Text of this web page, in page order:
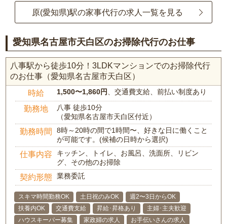
原(愛知県)駅の家事代行の求人一覧を見る
愛知県名古屋市天白区のお掃除代行のお仕事
八事駅から徒歩10分！3LDKマンションでのお掃除代行
のお仕事（愛知県名古屋市天白区）
時給 1,500〜1,860円 、交通費支給、前払い制度あり
勤務地
八事 徒歩10分
（愛知県名古屋市天白区付近）
勤務時間
8時～20時の間で1時間〜、好きな日に働くこと
が可能です。(候補の日時から選択)
仕事内容
キッチン、トイレ、お風呂、洗面所、リビン
グ、その他のお掃除
契約形態 業務委託
スキマ時間勤務OK 土日祝のみOK
週2〜3日からOK
扶養内OK
交通費支給 昇給･昇格あり
主婦･主夫歓迎
ハウスキーパー募集
家政婦の求人
お手伝いさんの求人